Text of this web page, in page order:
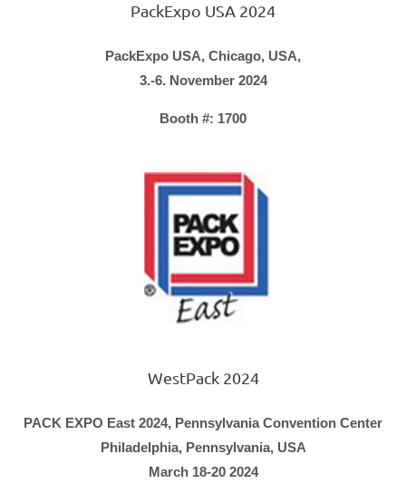
PackExpo USA 2024
PackExpo USA, Chicago, USA,
3.-6. November 2024
Booth #: 1700
WestPack 2024
PACK EXPO East 2024, Pennsylvania Convention Center
Philadelphia, Pennsylvania, USA
March 18-20 2024